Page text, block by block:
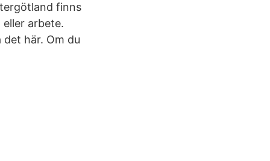
finns
arbete.
här. Om du